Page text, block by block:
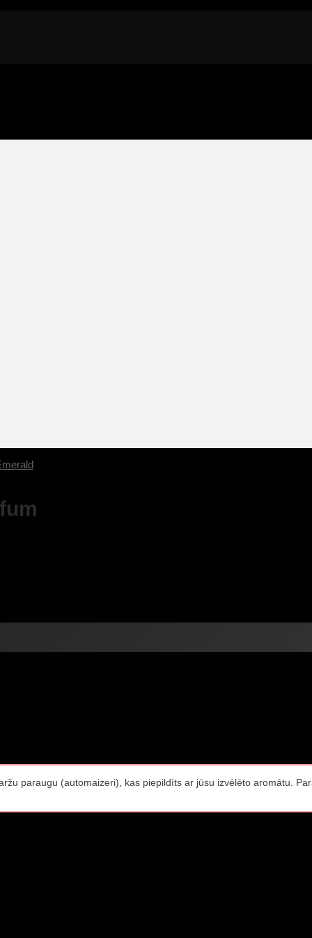
paraugu (automaizeri), kas piepildīts ar jūsu izvēlēto aromātu.